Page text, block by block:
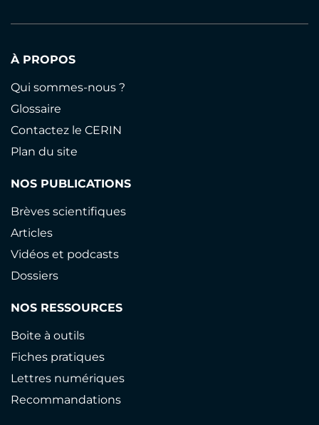
À PROPOS
Qui sommes-nous ?
Glossaire
Contactez le CERIN
Plan du site
NOS PUBLICATIONS
Brèves scientifiques
Articles
Vidéos et podcasts
Dossiers
NOS RESSOURCES
Boite à outils
Fiches pratiques
Lettres numériques
Recommandations